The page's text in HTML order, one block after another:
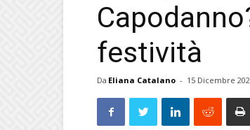
festività
Da Eliana Catalano - 15 Dicembre